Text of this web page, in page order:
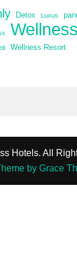
Detox Luxus
Wellness Resort
Hotels. All
by Grace